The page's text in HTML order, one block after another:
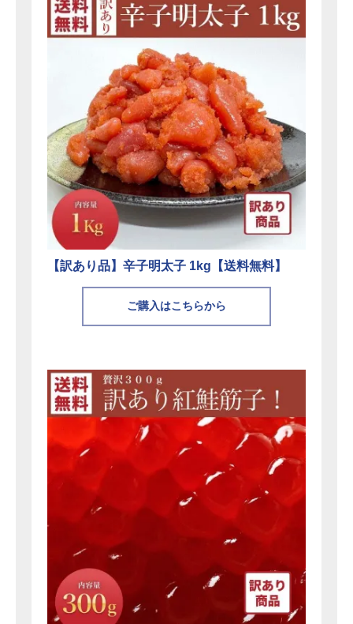
【訳あり品】辛子明太子 1kg【送料無料】
ご購入はこちらから